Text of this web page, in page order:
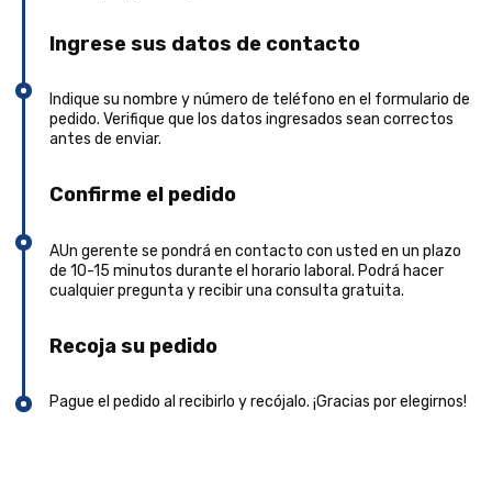
Ingrese sus datos de contacto
Indique su nombre y número de teléfono en el formulario de
pedido. Verifique que los datos ingresados sean correctos
antes de enviar.
Confirme el pedido
AUn gerente se pondrá en contacto con usted en un plazo
de 10-15 minutos durante el horario laboral. Podrá hacer
cualquier pregunta y recibir una consulta gratuita.
Recoja su pedido
Pague el pedido al recibirlo y recójalo. ¡Gracias por elegirnos!